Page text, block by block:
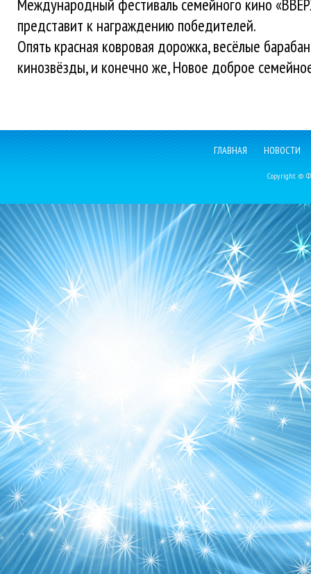
Международный фестиваль семейного кино
представит к награждению победителей.
Опять красная ковровая дорожка, весёлые
кинозвёзды, и конечно же, Новое доброе
ГЛАВНАЯ НОВОСТИ
Copyright ©